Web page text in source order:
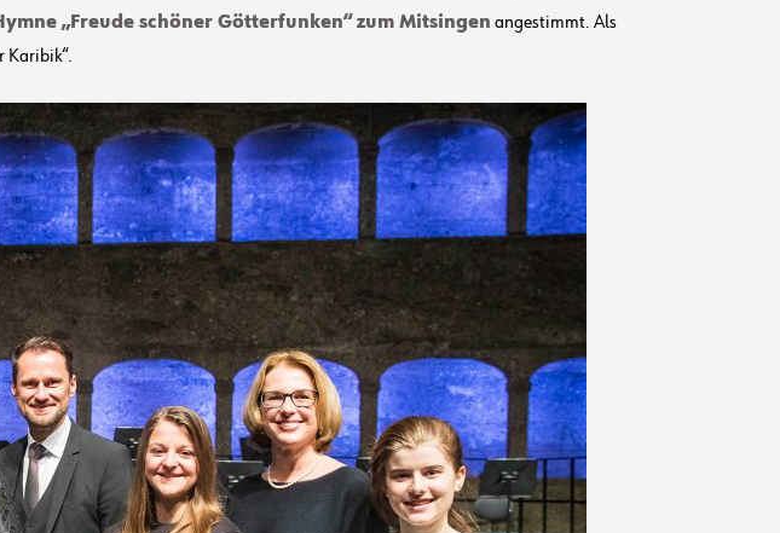
„Freude schöner Götterfunken“ zum Mitsingen angestimmt. Als
Karibik“.